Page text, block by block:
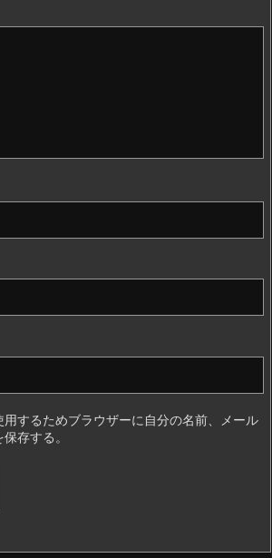
用するためブラウザーに自分の名前、メール
存する。